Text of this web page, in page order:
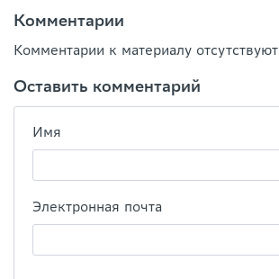
Комментарии
Комментарии к материалу отсутствуют
Оставить комментарий
Имя
Электронная почта